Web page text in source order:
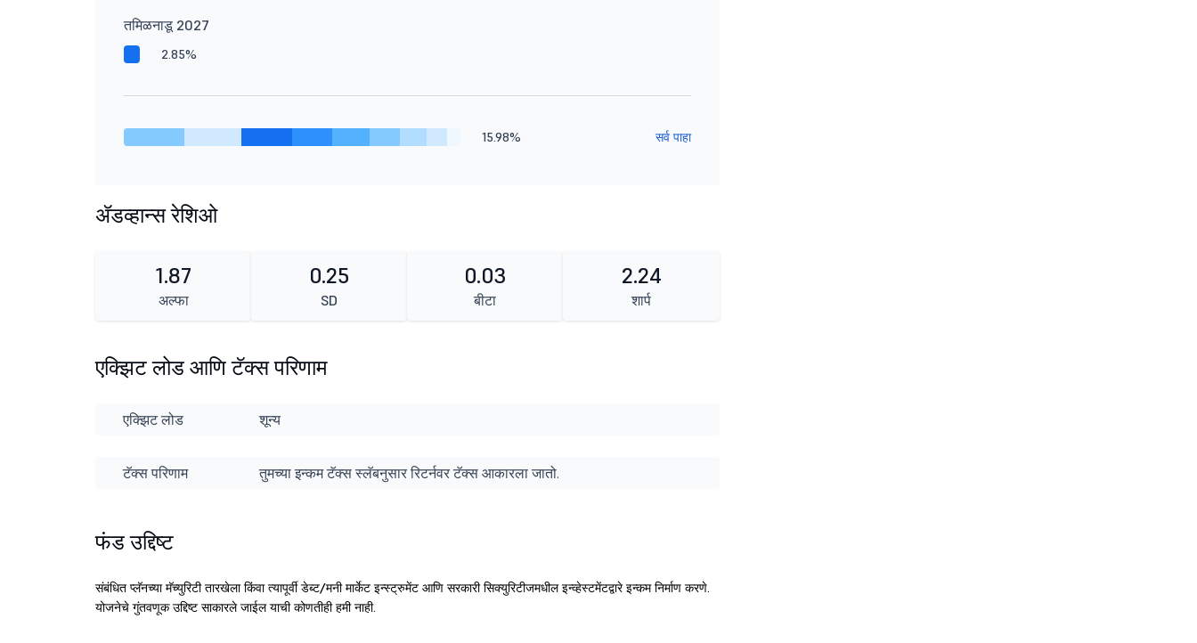
तमिळनाडू 2027
2.85%
15.98% सर्व पाहा
ॲडव्हान्स रेशिओ
1.87
अल्फा
0.25
SD
0.03
बीटा
2.24
शार्प
एक्झिट लोड आणि टॅक्स परिणाम
एक्झिट लोड शून्य
टॅक्स परिणाम तुमच्या इन्कम टॅक्स स्लॅबनुसार रिटर्नवर टॅक्स आकारला जातो.
फंड उद्दिष्ट
संबंधित प्लॅनच्या मॅच्युरिटी तारखेला किंवा त्यापूर्वी डेब्ट/मनी मार्केट इन्स्ट्रुमेंट आणि सरकारी सिक्युरिटीजमधील इन्व्हेस्टमेंटद्वारे इन्कम निर्माण करणे.
योजनेचे गुंतवणूक उद्दिष्ट साकारले जाईल याची कोणतीही हमी नाही.